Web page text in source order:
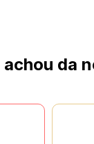
da